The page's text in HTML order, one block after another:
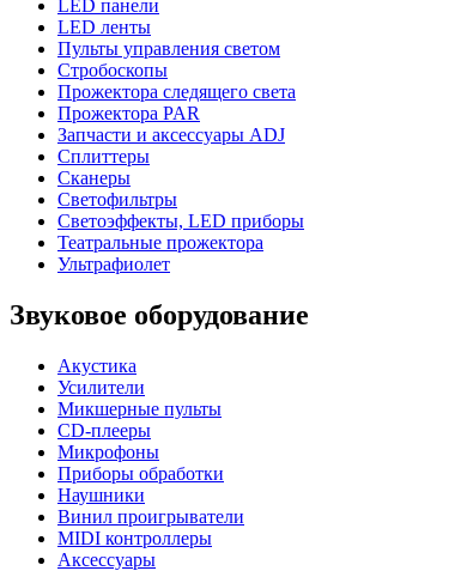
LED панели
LED ленты
Пульты управления светом
Стробоскопы
Прожектора следящего света
Прожектора PAR
Запчасти и аксессуары ADJ
Сплиттеры
Сканеры
Светофильтры
Светоэффекты, LED приборы
Театральные прожектора
Ультрафиолет
Звуковое оборудование
Акустика
Усилители
Микшерные пульты
CD-плееры
Микрофоны
Приборы обработки
Наушники
Винил проигрыватели
MIDI контроллеры
Аксессуары